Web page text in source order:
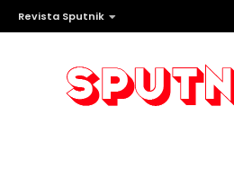
Revista Sputnik